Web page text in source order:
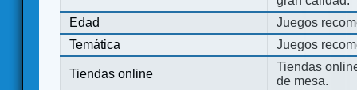
Edad
Juegos
Temática
Juegos
Tiendas online
Tiendas
de mesa.